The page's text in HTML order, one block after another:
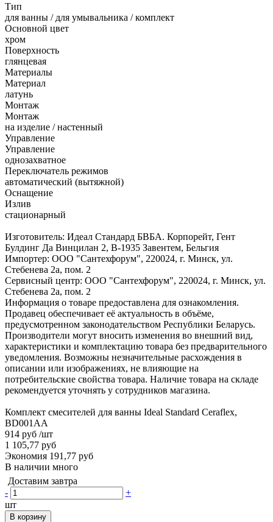
Тип
для ванны / для умывальника / комплект
Основной цвет
хром
Поверхность
глянцевая
Материалы
Материал
латунь
Монтаж
Монтаж
на изделие / настенный
Управление
Управление
однозахватное
Переключатель режимов
автоматический (вытяжной)
Оснащение
Излив
стационарный
Изготовитель: Идеал Стандард БВБА. Корпорейт, Гент
Булдинг Да Винцилан 2, B-1935 Завентем, Бельгия
Импортер: ООО "Сантехфорум", 220024, г. Минск, ул.
Стебенева 2а, пом. 2
Сервисный центр: ООО "Сантехфорум", 220024, г. Минск, ул.
Стебенева 2а, пом. 2
Информация о товаре предоставлена для ознакомления.
Продавец обеспечивает её актуальность в объёме,
предусмотренном законодательством Республики Беларусь.
Производители могут вносить изменения во внешний вид,
характеристики и комплектацию товара без предварительного
уведомления. Возможны незначительные расхождения в
описании или изображениях, не влияющие на
потребительские свойства товара. Наличие товара на складе
рекомендуется уточнять у сотрудников магазина.
Комплект смесителей для ванны Ideal Standard Ceraflex,
BD001AA
914 руб /шт
1 105,77 руб
Экономия 191,77 руб
В наличии много
Доставим завтра
-
+
шт
В корзину